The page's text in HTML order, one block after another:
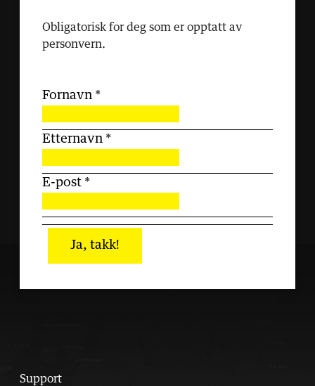
Obligatorisk for deg som er opptatt av
personvern.
Fornavn *
Etternavn *
E-post *
Ja, takk!
Support